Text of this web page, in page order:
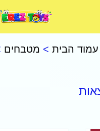
עמוד הבית > מטבחים